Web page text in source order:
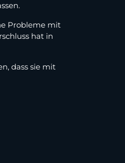
Probleme mit
hat in
dass sie mit